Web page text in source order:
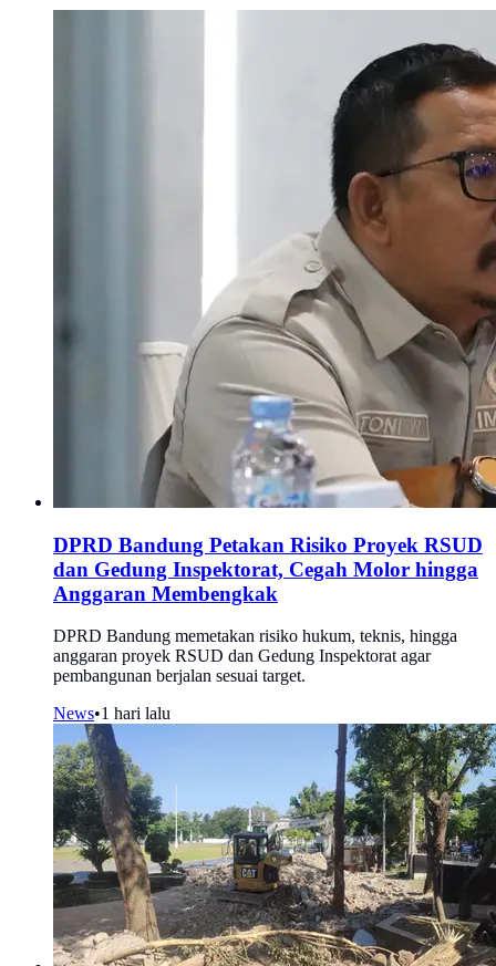
DPRD Bandung Petakan Risiko Proyek RSUD
dan Gedung Inspektorat, Cegah Molor hingga
Anggaran Membengkak
DPRD Bandung memetakan risiko hukum, teknis, hingga
anggaran proyek RSUD dan Gedung Inspektorat agar
pembangunan berjalan sesuai target.
News•1 hari lalu